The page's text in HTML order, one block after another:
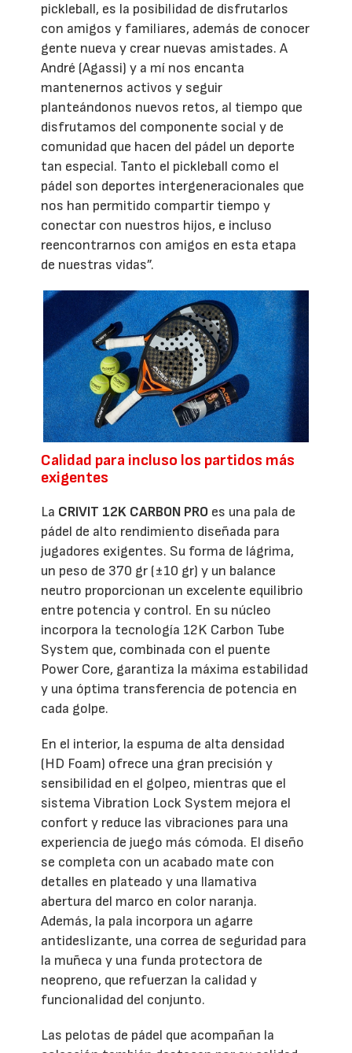
pickleball, es la posibilidad de disfrutarlos
con amigos y familiares, además de conocer
gente nueva y crear nuevas amistades. A
André (Agassi) y a mí nos encanta
mantenernos activos y seguir
planteándonos nuevos retos, al tiempo que
disfrutamos del componente social y de
comunidad que hacen del pádel un deporte
tan especial. Tanto el pickleball como el
pádel son deportes intergeneracionales que
nos han permitido compartir tiempo y
conectar con nuestros hijos, e incluso
reencontrarnos con amigos en esta etapa
de nuestras vidas”.
Calidad para incluso los partidos más
exigentes
La CRIVIT 12K CARBON PRO es una pala de
pádel de alto rendimiento diseñada para
jugadores exigentes. Su forma de lágrima,
un peso de 370 gr (±10 gr) y un balance
neutro proporcionan un excelente equilibrio
entre potencia y control. En su núcleo
incorpora la tecnología 12K Carbon Tube
System que, combinada con el puente
Power Core, garantiza la máxima estabilidad
y una óptima transferencia de potencia en
cada golpe.
En el interior, la espuma de alta densidad
(HD Foam) ofrece una gran precisión y
sensibilidad en el golpeo, mientras que el
sistema Vibration Lock System mejora el
confort y reduce las vibraciones para una
experiencia de juego más cómoda. El diseño
se completa con un acabado mate con
detalles en plateado y una llamativa
abertura del marco en color naranja.
Además, la pala incorpora un agarre
antideslizante, una correa de seguridad para
la muñeca y una funda protectora de
neopreno, que refuerzan la calidad y
funcionalidad del conjunto.
Las pelotas de pádel que acompañan la